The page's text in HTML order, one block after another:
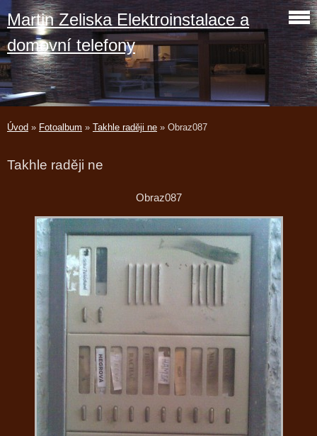
Martin Zeliska Elektroinstalace a
domovní telefony
Úvod » Fotoalbum » Takhle raději ne » Obraz087
Takhle raději ne
Obraz087